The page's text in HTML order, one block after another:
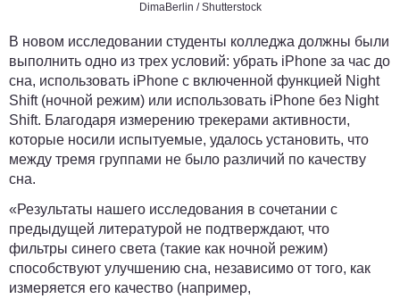
DimaBerlin / Shutterstock
В новом исследовании студенты колледжа должны были
выполнить одно из трех условий: убрать iPhone за час до
сна, использовать iPhone с включенной функцией Night
Shift (ночной режим) или использовать iPhone без Night
Shift. Благодаря измерению трекерами активности,
которые носили испытуемые, удалось установить, что
между тремя группами не было различий по качеству
сна.
«Результаты нашего исследования в сочетании с
предыдущей литературой не подтверждают, что
фильтры синего света (такие как ночной режим)
способствуют улучшению сна, независимо от того, как
измеряется его качество (например,